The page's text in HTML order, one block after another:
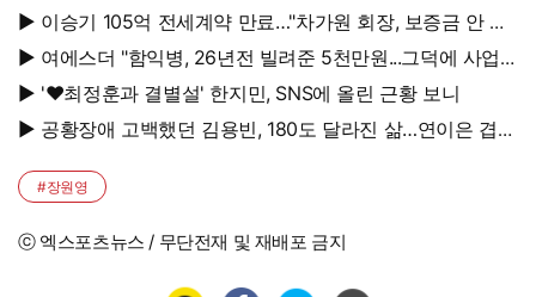
지면 안 될까요?"
▶ 이승기 105억 전세계약 만료…"차가원 회장, 보증금 안 주
면 법적 조치"
▶ 여에스더 "함익병, 26년전 빌려준 5천만원...그덕에 사업
시작"▶ '♥최정훈과 결별설' 한지민, SNS에 올린 근황 보니
▶ 공황장애 고백했던 김용빈, 180도 달라진 삶…연이은 겹경
사
#장원영
ⓒ 엑스포츠뉴스 / 무단전재 및 재배포 금지